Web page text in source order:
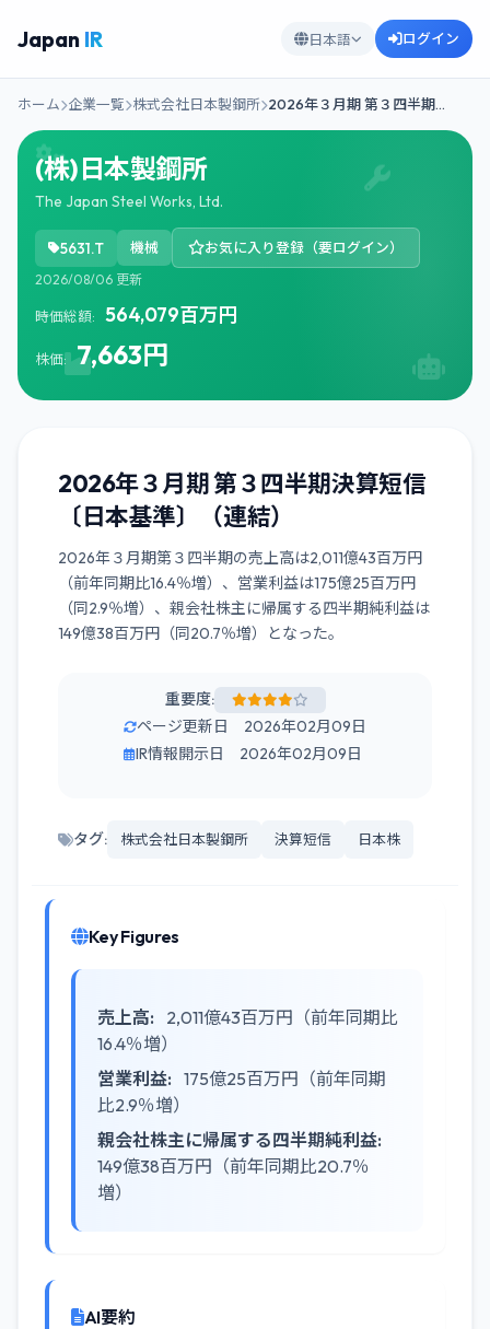
Japan IR 日本語 ログイン
ホーム 企業一覧 株式会社日本製鋼所 2026年３月期 第３四半期…
(株)日本製鋼所
The Japan Steel Works, Ltd.
5631.T 機械 お気に入り登録（要ログイン）
2026/08/06 更新
時価総額: 564,079百万円
株価: 7,663円
2026年３月期 第３四半期決算短信
〔日本基準〕（連結）
2026年３月期第３四半期の売上高は2,011億43百万円
（前年同期比16.4％増）、営業利益は175億25百万円
（同2.9％増）、親会社株主に帰属する四半期純利益は
149億38百万円（同20.7％増）となった。
重要度:
ページ更新日 2026年02月09日
IR情報開示日 2026年02月09日
タグ: 株式会社日本製鋼所 決算短信 日本株
Key Figures
売上高:
2,011億43百万円（前年同期比
16.4％増）
営業利益: 175億25百万円（前年同期
比2.9％増）
親会社株主に帰属する四半期純利益:
149億38百万円（前年同期比20.7％
増）
AI要約